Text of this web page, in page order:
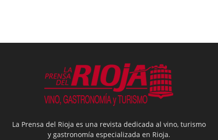
La Prensa del Rioja es una revista dedicada al vino, turismo
y gastronomía especializada en Rioja.